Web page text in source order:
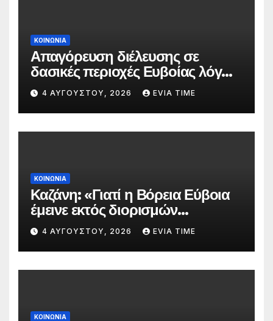
ΚΟΙΝΩΝΙΑ
Απαγόρευση διέλευσης σε
δασικές περιοχές Ευβοίας λόγω
πολύ υψηλού κινδύνου
πυρκαγιάς
4 ΑΥΓΟΎΣΤΟΥ, 2026 EVIA TIME
ΚΟΙΝΩΝΙΑ
Καζάνη: «Γιατί η Βόρεια Εύβοια
έμεινε εκτός διορισμών
δασκάλων;»
4 ΑΥΓΟΎΣΤΟΥ, 2026 EVIA TIME
ΚΟΙΝΩΝΙΑ